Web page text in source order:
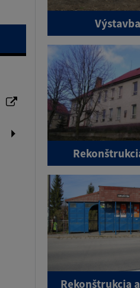
Rekonštrukcia